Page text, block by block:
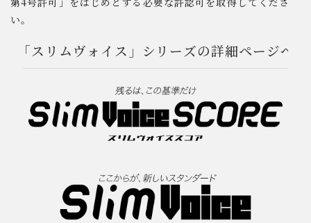
い。
「スリムヴォイス」シリーズの詳細ページへ